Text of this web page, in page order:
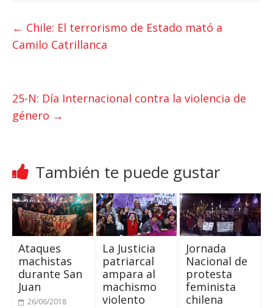
t
s
p
t
t
b
k
← Chile: El terrorismo de Estado mató a
Camilo Catrillanca
25-N: Día Internacional contra la violencia de
género →
También te puede gustar
Ataques
machistas
durante San
Juan
26/06/2018
La Justicia
patriarcal
ampara al
machismo
violento
Jornada
Nacional de
protesta
feminista
chilena